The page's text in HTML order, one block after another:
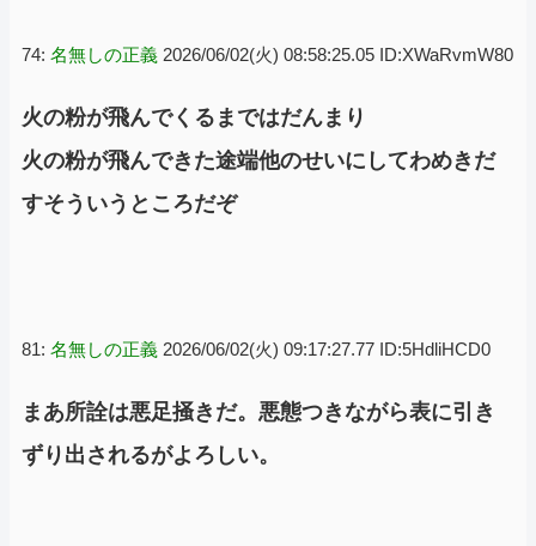
74: 名無しの正義 2026/06/02(火) 08:58:25.05 ID:XWaRvmW80
火の粉が飛んでくるまではだんまり
火の粉が飛んできた途端他のせいにしてわめきだ
すそういうところだぞ
81: 名無しの正義 2026/06/02(火) 09:17:27.77 ID:5HdliHCD0
まあ所詮は悪足掻きだ。悪態つきながら表に引き
ずり出されるがよろしい。